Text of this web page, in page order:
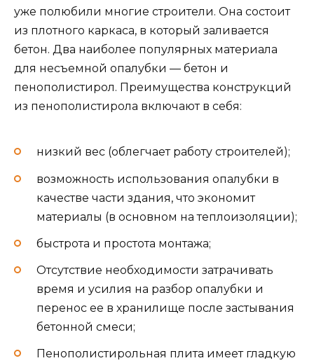
уже полюбили многие строители. Она состоит
из плотного каркаса, в который заливается
бетон. Два наиболее популярных материала
для несъемной опалубки — бетон и
пенополистирол. Преимущества конструкций
из пенополистирола включают в себя:
низкий вес (облегчает работу строителей);
возможность использования опалубки в
качестве части здания, что экономит
материалы (в основном на теплоизоляции);
быстрота и простота монтажа;
Отсутствие необходимости затрачивать
время и усилия на разбор опалубки и
перенос ее в хранилище после застывания
бетонной смеси;
Пенополистирольная плита имеет гладкую